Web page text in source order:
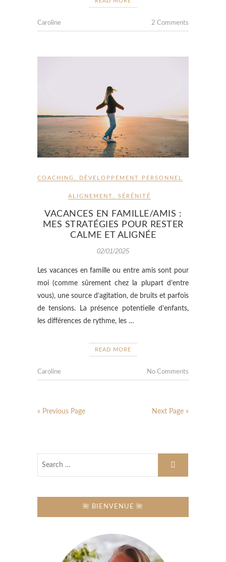
Caroline 2 Comments
COACHING, DÉVELOPPEMENT PERSONNEL
ALIGNEMENT , SÉRÉNITÉ
VACANCES EN FAMILLE/AMIS :
MES STRATÉGIES POUR RESTER
CALME ET ALIGNÉE
02/01/2025
Les vacances en famille ou entre amis sont pour
moi (comme sûrement chez la plupart d’entre
vous), une source d’agitation, de bruits et parfois
de tensions. La présence potentielle d’enfants,
les différences de rythme, les …
READ MORE
Caroline No Comments
« Previous Page Next Page »
🌺 BIENVENUE 🌺